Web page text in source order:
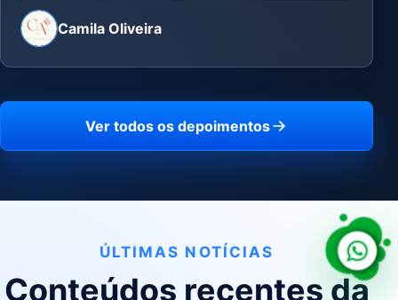
Camila Oliveira
Ver todos os depoimentos
ÚLTIMAS NOTÍCIAS
Conteúdos recentes da